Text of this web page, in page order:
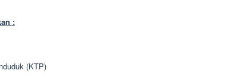
:
(KTP)